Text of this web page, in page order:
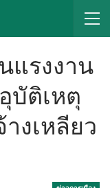
แรงงาน
บัติเหตุ
งเหลียว